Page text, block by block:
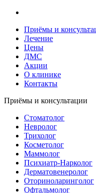
Приёмы и
Лечение
Цены
ДМС
Акции
О клинике
Контакты
Приёмы и консультации
Стоматолог
Невролог
Трихолог
Косметолог
Маммолог
Психиатр-Нарколог
Дерматовенеролог
Оториноларинголог
Офтальмолог